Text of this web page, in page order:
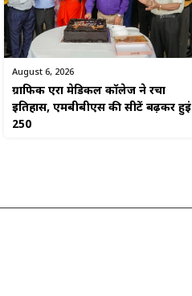
August 6, 2026
ग्राफिक एरा मेडिकल कॉलेज ने रचा
इतिहास, एमबीबीएस की सीटें बढ़कर हुईं
250